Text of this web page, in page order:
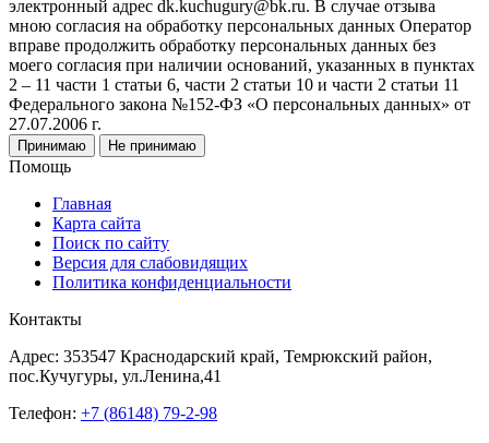
электронный адрес dk.kuchugury@bk.ru. В случае отзыва
мною согласия на обработку персональных данных Оператор
вправе продолжить обработку персональных данных без
моего согласия при наличии оснований, указанных в пунктах
2 – 11 части 1 статьи 6, части 2 статьи 10 и части 2 статьи 11
Федерального закона №152-ФЗ «О персональных данных» от
27.07.2006 г.
Принимаю Не принимаю
Помощь
Главная
Карта сайта
Поиск по сайту
Версия для слабовидящих
Политика конфиденциальности
Контакты
Адрес: 353547 Краснодарский край, Темрюкский район,
пос.Кучугуры, ул.Ленина,41
Телефон: +7 (86148) 79-2-98